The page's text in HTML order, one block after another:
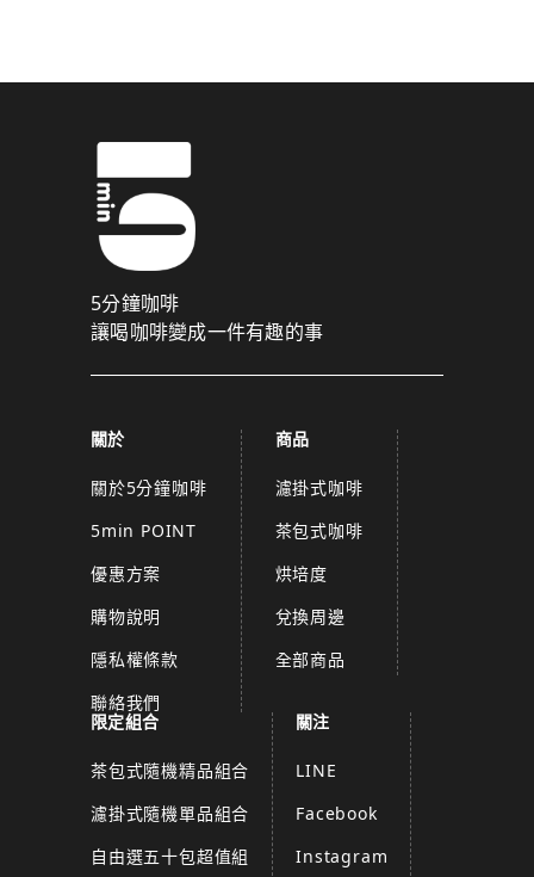
5分鐘咖啡
讓喝咖啡變成一件有趣的事
關於
關於5分鐘咖啡
5min POINT
優惠方案
購物說明
隱私權條款
聯絡我們
商品
濾掛式咖啡
茶包式咖啡
烘培度
兌換周邊
全部商品
限定組合
茶包式隨機精品組合
濾掛式隨機單品組合
自由選五十包超值組
關注
LINE
Facebook
Instagram